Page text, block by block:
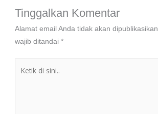
Tinggalkan Komentar
Alamat email Anda tidak akan dipublikasikan.
wajib ditandai*